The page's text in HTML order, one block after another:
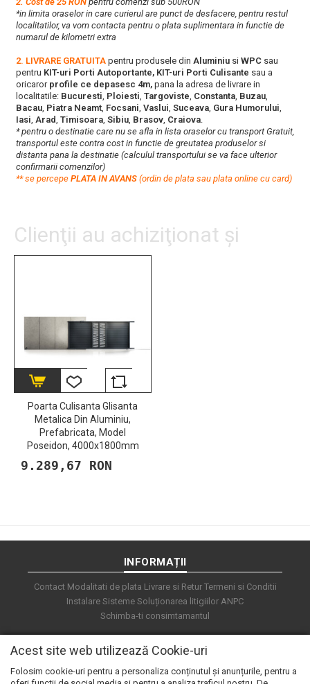
*in limita oraselor in care curierul are punct de desfacere, pentru restul
localitatilor, va vom contacta pentru o plata suplimentara in functie de
numarul de kilometri extra
2. LIVRARE GRATUITA pentru produsele din Aluminiu si WPC sau
pentru KIT-uri Porti Autoportante, KIT-uri Porti Culisante sau a
oricarorprofile ce depasesc 4m, pana la adresa de livrare in
localitatile: Bucuresti, Ploiesti, Targoviste, Constanta, Buzau,
Bacau, Piatra Neamt, Focsani, Vaslui, Suceava, Gura Humorului,
Iasi, Arad, Timisoara, Sibiu, Brasov, Craiova.
* pentru o destinatie care nu se afla in lista oraselor cu transport Gratuit,
transportul este contra cost in functie de greutatea produselor si
distanta pana la destinatie (calculul transportului se va face ulterior
confirmarii comenzilor)
**se percepe PLATA IN AVANS (ordin de plata sau plata online cu card)
Clienţii au achiziţionat şi
Poarta Culisanta Glisanta
Metalica Din Aluminiu,
Prefabricata, Model
Poseidon, 4000x1800mm
9.289,67 RON
INFORMAȚII
Contact Modalitati de plata Livrare si Retur Termeni si Conditii
Instalare Sisteme Soluționarea litigiilor ANPC
Schimba-ti consimtamantul
Acest site web utilizează Cookie-uri
Folosim cookie-uri pentru a personaliza conținutul și anunțurile, pentru a